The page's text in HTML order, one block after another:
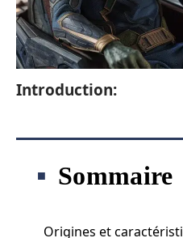
Introduction:
Sommaire
Origines et